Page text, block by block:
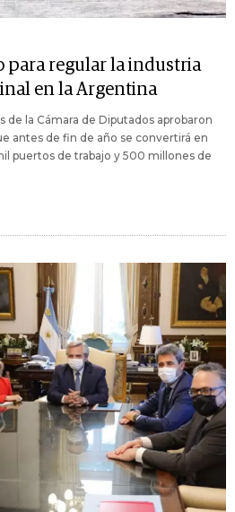
para regular la industria
en la Argentina
de la Cámara de Diputados aprobaron
antes de fin de año se convertirá en
puertos de trabajo y 500 millones de